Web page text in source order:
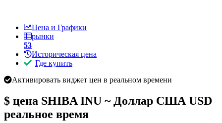
Цена и Графики
рынки
53
Историческая цена
Где купить
Активировать виджет цен в реальном времени
$ цена SHIBA INU ~ Доллар США USD
реальное время